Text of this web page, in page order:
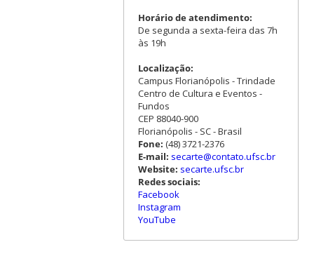
Horário de atendimento:
De segunda a sexta-feira das 7h
às 19h
Localização:
Campus Florianópolis - Trindade
Centro de Cultura e Eventos -
Fundos
CEP 88040-900
Florianópolis - SC - Brasil
Fone: (48) 3721-2376
E-mail: secarte@contato.ufsc.br
Website: secarte.ufsc.br
Redes sociais:
Facebook
Instagram
YouTube